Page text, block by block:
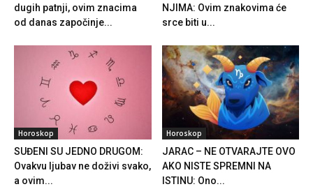
dugih patnji, ovim znacima
od danas započinje...
NJIMA: Ovim znakovima će
srce biti u...
Horoskop
SUĐENI SU JEDNO DRUGOM:
Ovakvu ljubav ne doživi svako,
a ovim...
Horoskop
JARAC – NE OTVARAJTE OVO
AKO NISTE SPREMNI NA
ISTINU: Ono...